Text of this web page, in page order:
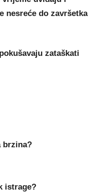
nesreće do završetka
zataškati
brzina?
istrage?